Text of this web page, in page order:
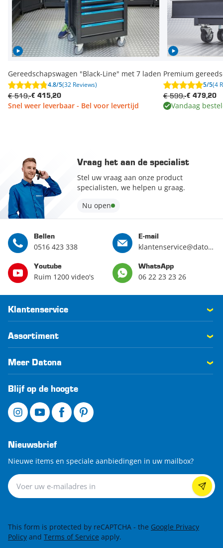
Gereedschapswagen "Black-Line" met 7 laden
4.8/5(32 Reviews)
€ 415,20
€ 519,-
Snel weer leverbaar - Bel voor levertijd
Premium
5/5(4
€ 479,20
€ 599,-
Vandaag
Vraag het aan de specialist
Stel uw vraag aan onze product
specialisten, we helpen u graag.
Nu open
Bellen
0516 423 338
E-mail
klantenservice@datona.nl
Youtube
Ruim 1200 video's
WhatsApp
06 22 23 23 26
Klantenservice
Assortiment
Meer Datona
Blijf op de hoogte
Nieuwsbrief
Nieuwe items en speciale aanbiedingen in uw mailbox?
Nieuwsbrief
This form is protected by reCAPTCHA - the Google Privacy
Policy and Terms of Service apply.